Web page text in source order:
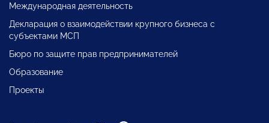
Международная деятельность
Декларация о взаимодействии крупного бизнеса с
субъектами МСП
Бюро по защите прав предпринимателей
Образование
Проекты